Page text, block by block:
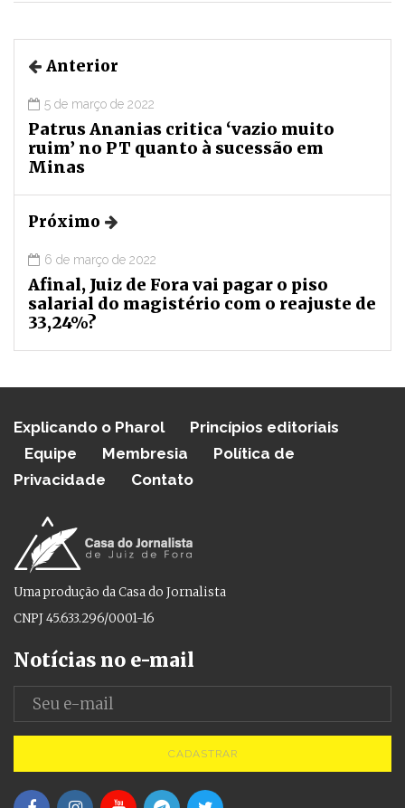
Anterior
5 de março de 2022
Patrus Ananias critica ‘vazio muito
ruim’ no PT quanto à sucessão em
Minas
Próximo
6 de março de 2022
Afinal, Juiz de Fora vai pagar o piso
salarial do magistério com o reajuste de
33,24%?
Explicando o Pharol
Princípios editoriais
Equipe
Membresia
Política de
Privacidade
Contato
Uma produção da Casa do Jornalista
CNPJ 45.633.296/0001-16
Notícias no e-mail
CADASTRAR